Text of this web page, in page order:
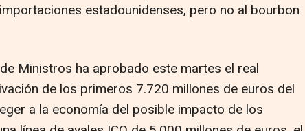
estadounidenses, pero no al bourbon
Ministros ha aprobado este martes el real
de los primeros 7.720 millones de euros del
a la economía del posible impacto de los